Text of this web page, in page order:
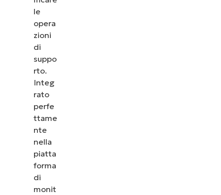
le
opera
zioni
di
suppo
rto.
Integ
rato
perfe
ttame
nte
nella
piatta
forma
di
monit